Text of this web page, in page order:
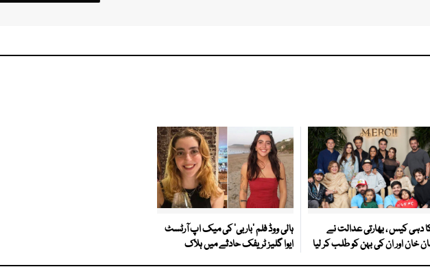
دہی کیس ، بھارتی عدالت نے
خان اور ان کی بہن کو طلب کر لیا
ہالی ووڈ فلم ’باربی‘ کی میک اپ آرٹسٹ
ایوا گلیز ٹریفک حادثے میں ہلاک